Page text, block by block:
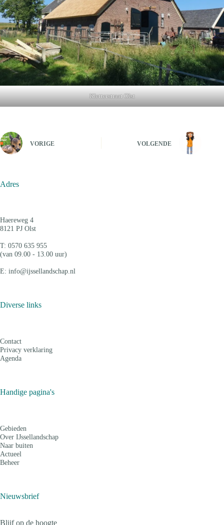
Kletterstraat Olst
VORIGE VOLGENDE
Adres
Haereweg 4
8121 PJ Olst
T: 0570 635 955
(van 09.00 - 13.00 uur)
E: info@ijssellandschap.nl
Diverse links
Contact
Privacy verklaring
Agenda
Handige pagina's
Gebieden
Over IJssellandschap
Naar buiten
Actueel
Beheer
Nieuwsbrief
Blijf op de hoogte